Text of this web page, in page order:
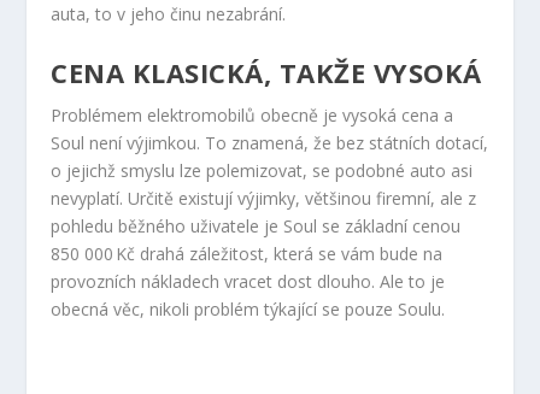
auta, to v jeho činu nezabrání.
CENA KLASICKÁ, TAKŽE VYSOKÁ
Problémem elektromobilů obecně je vysoká cena a
Soul není výjimkou. To znamená, že bez státních dotací,
o jejichž smyslu lze polemizovat, se podobné auto asi
nevyplatí. Určitě existují výjimky, většinou firemní, ale z
pohledu běžného uživatele je Soul se základní cenou
850 000 Kč drahá záležitost, která se vám bude na
provozních nákladech vracet dost dlouho. Ale to je
obecná věc, nikoli problém týkající se pouze Soulu.